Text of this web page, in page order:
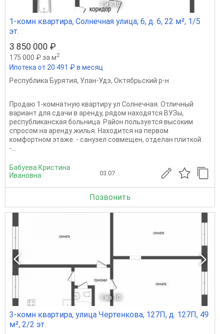
1 из 10
1-комн квартира, Солнечная улица, 6, д. 6, 22 м², 1/5
эт.
3 850 000 ₽
175 000 ₽ за м2
Ипотека от 20 491 ₽ в месяц
Республика Бурятия, Улан-Удэ, Октябрьский р-н
Продаю 1-комнатную квартиру ул Солнечная. Отличный
вариант для сдачи в аренду, рядом находятся ВУЗы,
республиканская больница. Район пользуется высоким
спросом на аренду жилья. Находится на первом
комфортном этаже. - санузел совмещен, отделан плиткой.
-...
Бабуева Кристина
Ивановна
03.07
Позвонить
1 из 10
3-комн квартира, улица Чертенкова, 127П, д. 127П, 49
м², 2/2 эт.